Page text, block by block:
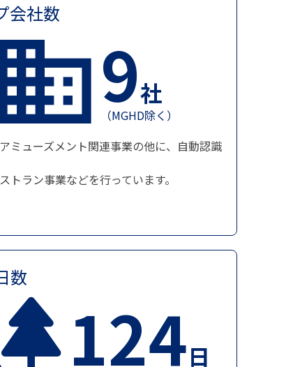
会社数
9社
（MGHD除く）
ミューズメント関連事業の他に、自動認識
トラン事業などを行っています。
数
124日